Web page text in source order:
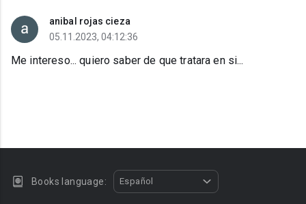
anibal rojas cieza
05.11.2023, 04:12:36
Me intereso... quiero saber de que tratara en si...
Books language: Español